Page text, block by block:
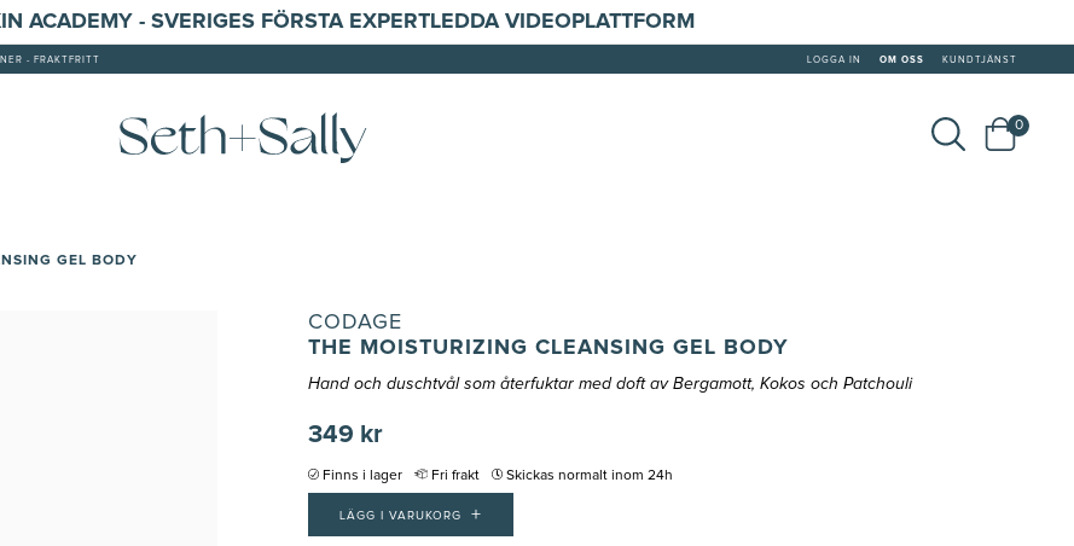
ACADEMY - SVERIGES FÖRSTA EXPERTLEDDA VIDEOPLATTFORM
- FRAKTFRITT LOGGA IN OM OSS KUNDTJÄNST
0
GEL BODY
CODAGE
THE MOISTURIZING CLEANSING GEL BODY
Hand och duschtvål som återfuktar med doft av Bergamott, Kokos och Patchouli
349 kr
Finns i lager Fri frakt Skickas normalt inom 24h
LÄGG I VARUKORG +